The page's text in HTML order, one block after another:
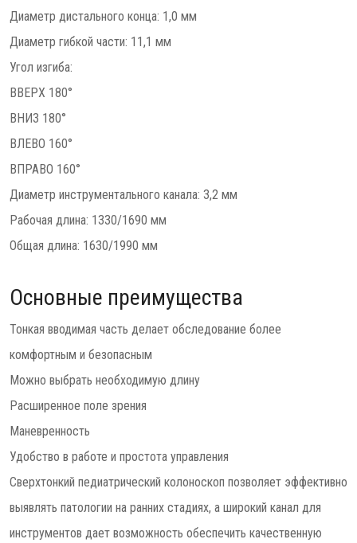
Диаметр дистального конца: 1,0 мм
Диаметр гибкой части: 11,1 мм
Угол изгиба:
ВВЕРХ 180°
ВНИЗ 180°
ВЛЕВО 160°
ВПРАВО 160°
Диаметр инструментального канала: 3,2 мм
Рабочая длина: 1330/1690 мм
Общая длина: 1630/1990 мм
Основные преимущества
Тонкая вводимая часть делает обследование более
комфортным и безопасным
Можно выбрать необходимую длину
Расширенное поле зрения
Маневренность
Удобство в работе и простота управления
Сверхтонкий педиатрический колоноскоп позволяет эффективно
выявлять патологии на ранних стадиях, а широкий канал для
инструментов дает возможность обеспечить качественную